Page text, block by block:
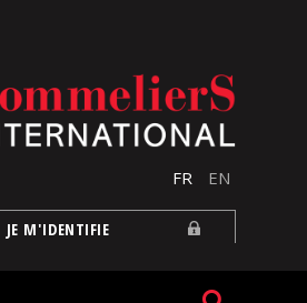
FR EN
JE M'IDENTIFIE